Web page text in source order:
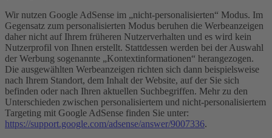
Wir nutzen Google AdSense im „nicht-personalisierten“ Modus. Im
Gegensatz zum personalisierten Modus beruhen die Werbeanzeigen
daher nicht auf Ihrem früheren Nutzerverhalten und es wird kein
Nutzerprofil von Ihnen erstellt. Stattdessen werden bei der Auswahl
der Werbung sogenannte „Kontextinformationen“ herangezogen.
Die ausgewählten Werbeanzeigen richten sich dann beispielsweise
nach Ihrem Standort, dem Inhalt der Website, auf der Sie sich
befinden oder nach Ihren aktuellen Suchbegriffen. Mehr zu den
Unterschieden zwischen personalisiertem und nicht-personalisiertem
Targeting mit Google AdSense finden Sie unter:
https://support.google.com/adsense/answer/9007336.